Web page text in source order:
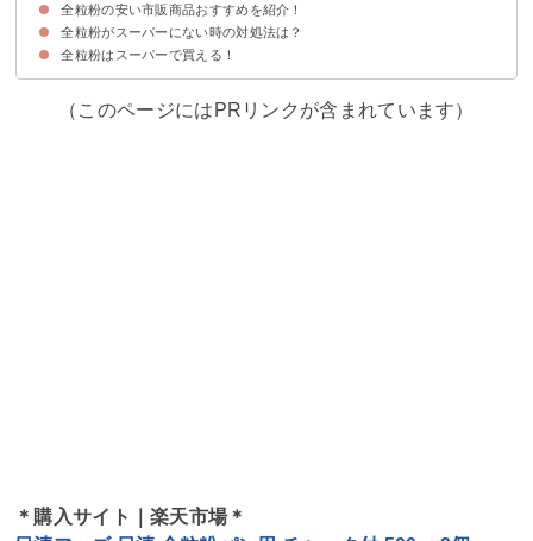
よく行く店舗に電話して確認するのが確実
全粒粉はカルディなどでも売られている場合がある
全粒粉を通販で買うのも1つの手
全粒粉の安い市販商品おすすめを紹介！
①北米産 有機全粒粉（強力粉）（456円）
②木下製粉 ブラウワー全粒粉 （250g × 3袋 ）（702円）
③日清 全粒粉パン用 チャック付 500g×2個（1219円）
全粒粉がスーパーにない時の対処法は？
①他の小麦粉で代用する
②全粒粉が使われた既製品を購入する
全粒粉はスーパーで買える！
（このページにはPRリンクが含まれています）
＊購入サイト｜楽天市場＊